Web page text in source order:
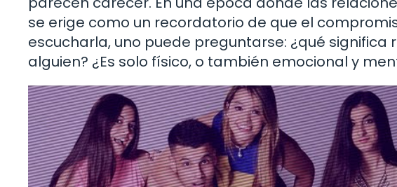
se erige como un recordatorio de que el
escucharla, uno puede preguntarse: ¿qué
alguien? ¿Es solo físico, o también emocional y